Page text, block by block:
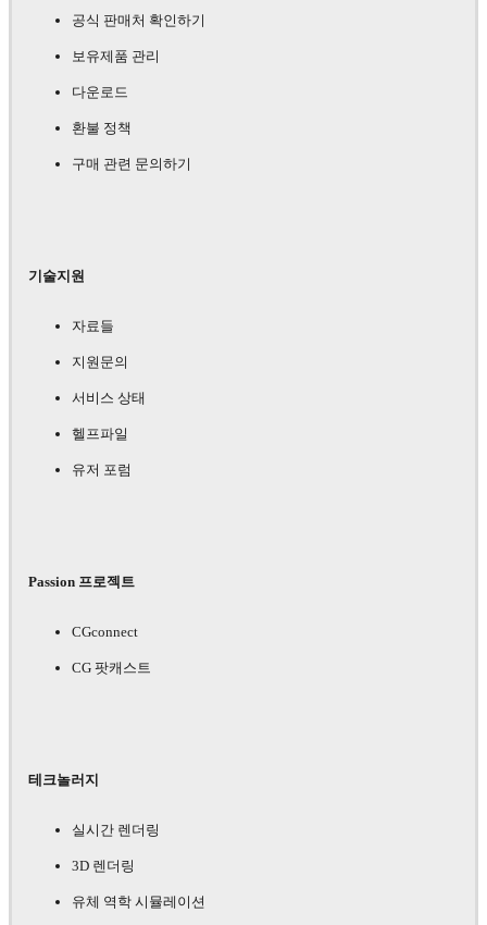
공식 판매처 확인하기
보유제품 관리
다운로드
환불 정책
구매 관련 문의하기
기술지원
자료들
지원문의
서비스 상태
헬프파일
유저 포럼
Passion 프로젝트
CGconnect
CG 팟캐스트
테크놀러지
실시간 렌더링
3D 렌더링
유체 역학 시뮬레이션